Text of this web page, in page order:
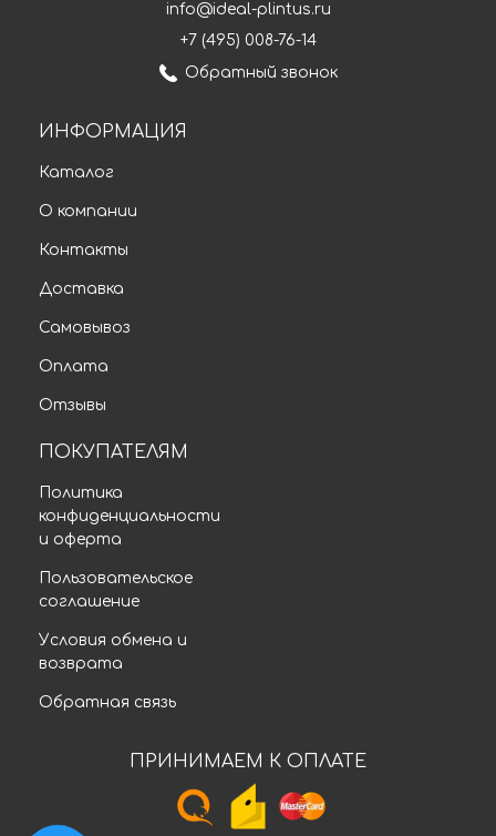
info@ideal-plintus.ru
+7 (495) 008-76-14
Обратный звонок
ИНФОРМАЦИЯ
Каталог
О компании
Контакты
Доставка
Самовывоз
Оплата
Отзывы
ПОКУПАТЕЛЯМ
Политика
конфиденциальности
и оферта
Пользовательское
соглашение
Условия обмена и
возврата
Обратная связь
ПРИНИМАЕМ К ОПЛАТЕ